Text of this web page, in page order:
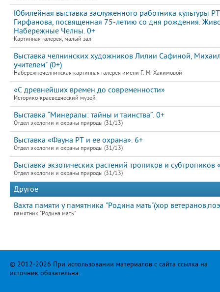
Юбилейная выставка заслуженного работника культуры
Гирфанова, посвященная 75-летию со дня рождения.
Набережные Челны. 0+
Картинная галерея, малый зал
Выставка челнинских художников Лилии Сафиной,
учителем" (0+)
Набережночелнинская картинная галерея имени Г. М. Хакимовой
«С древнейших времен до современности»
Историко-краеведческий музей
Выставка “Минералы: тайны и таинства”. 0+
Отдел экологии и охраны природы (31/13)
Выставка «Фауна РТ и ее охрана». 6+
Отдел экологии и охраны природы (31/13)
Выставка экзотических растений тропиков и
Отдел экологии и охраны природы (31/13)
Другое
Вахта памяти у памятника "Родина мать"(хор
памятник "Родина мать"
© 2012-2026 При использовании материалов с сайта ссылка на
источник обязательна.